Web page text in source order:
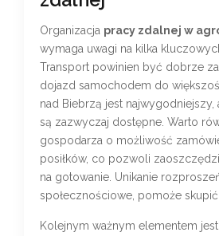
Organizacja pracy zdalnej w
wymaga uwagi na kilka
Transport powinien być dobrze
dojazd samochodem do
nad Biebrzą jest najwygodniejszy,
są zazwyczaj dostępne. Warto
gospodarza o możliwość
posiłków, co pozwoli
na gotowanie. Unikanie
społecznościowe, pomoże skupić
Kolejnym ważnym elementem